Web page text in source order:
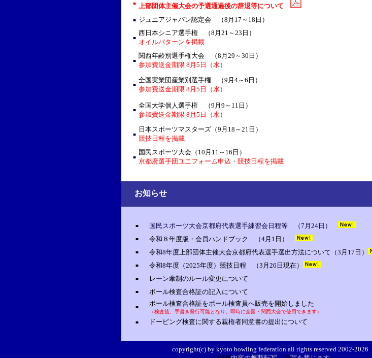
■ 上部団体主催大会の予選通過後の辞退等について
■ ジュニアジャパン認定会 （8月17～18日）
■
西日本シニア選手権 （8月21～23日）
オイルパターンを掲載
■
関西年齢別選手権大会 （8月29～30日）
参加費送金期限 8月5日（水）
■
全国実業団産業別選手権 （9月4～6日）
参加費送金期限 8月5日（水）
■
全国大学個人選手権 （9月9～11日）
参加費送金期限 8月5日（水）
■
日本スポーツマスターズ（9月18～21日）
競技日程を掲載
■
国民スポーツ大会（10月11～16日）
京都府選手団ユニフォーム申込・競技日程を掲載
お知らせ
■ 国民スポーツ大会京都府代表選手練習会日程等 （7月24日）
■ 令和８年度版・会員ハンドブック （4月1日）
■ 令和8年度上部団体主催大会京都府代表選手選出方法について（3月17日）
■ 令和8年度（2025年度）競技日程 （3月26日現在）
■ レーン牽制のルール変更について
■ ボール検査合格証の記入について
■ ボール検査合格証をボール検査員へ販売を開始しました
（検査後、手書き発行可能となり、即時に全国・関西大会で使用できます）
■
ドーピング検査に関する親権者同意書の提出について
copyright(c) by kyoto bowling federation all rights reserved 2002-2026